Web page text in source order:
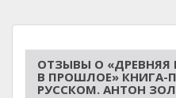
ОТЗЫВЫ О «ДРЕВНЯЯ
В ПРОШЛОЕ» КНИГА-
РУССКОМ. АНТОН